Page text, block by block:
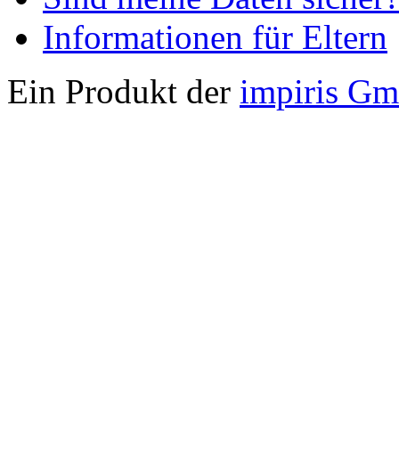
Informationen für Eltern
Ein Produkt der impiris